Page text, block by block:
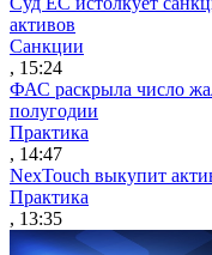
активов
Санкции
, 15:24
ФАС раскрыла число
полугодии
Практика
, 14:47
NexTouch выкупит
Практика
, 13:35